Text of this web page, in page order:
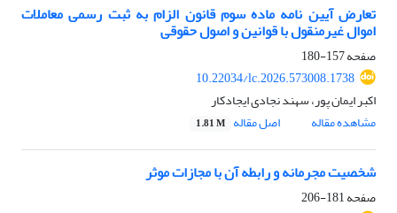
تعارض آیین نامه ماده سوم قانون الزام به ثبت رسمی معاملات
اموال غیرمنقول با قوانین و اصول حقوقی
صفحه157-180
10.22034/lc.2026.573008.1738
اکبر ایمان پور، سهند نجادی ایجادکار
مشاهده مقاله
اصل مقاله 1.81 M
شخصیت مجرمانه و رابطه آن با مجازات موثر
صفحه181-206